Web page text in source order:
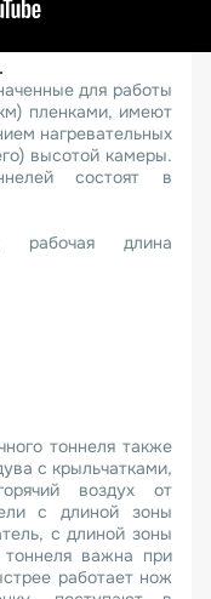
для работы
пленками, имеют
нагревательных
высотой камеры.
состоят в
длина
тоннеля также
с крыльчатками,
воздух от
с длиной зоны
с длиной зоны
важна при
работает нож